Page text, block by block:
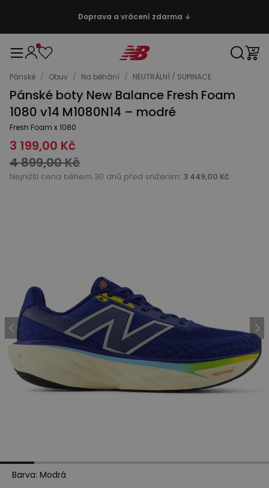
Doprava a vrácení zdarma ↓
Pánské / Obuv / Na běhání / NEUTRÁLNÍ / SUPINACE
Pánské boty New Balance Fresh Foam
1080 v14 M1080N14 – modré
Fresh Foam x 1080
3 199,00 Kč
4 899,00 Kč
Nejnižší cena během 30 dnů před snížením: 3 449,00 Kč
Barva: Modrá